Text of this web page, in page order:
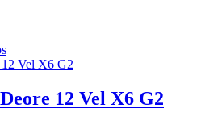
12 Vel X6 G2